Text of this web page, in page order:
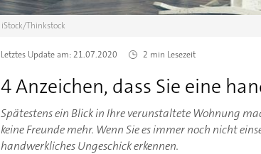
iStock/Thinkstock
Letztes Update am:21.07.2020 2 min Lesezeit
4 Anzeichen, dass Sie eine
Spätestens ein Blick in Ihre verunstaltete Wohnung
keine Freunde mehr. Wenn Sie es immer noch nicht
handwerkliches Ungeschick erkennen.